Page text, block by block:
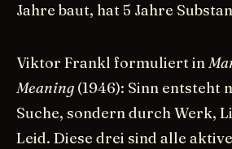
Jahre baut, hat 5 Jahre
Viktor Frankl formuliert in
Meaning (1946): Sinn entsteht
Suche, sondern durch Werk,
Leid. Diese drei sind alle